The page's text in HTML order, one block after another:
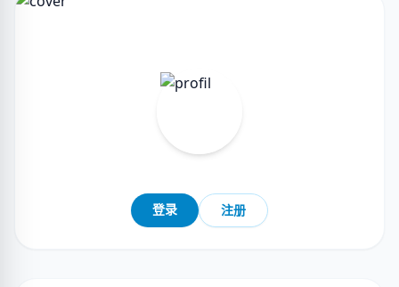
登录 注册